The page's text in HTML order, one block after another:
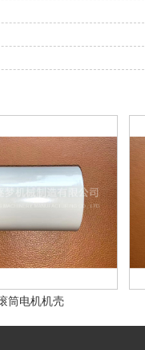
筒电机机壳